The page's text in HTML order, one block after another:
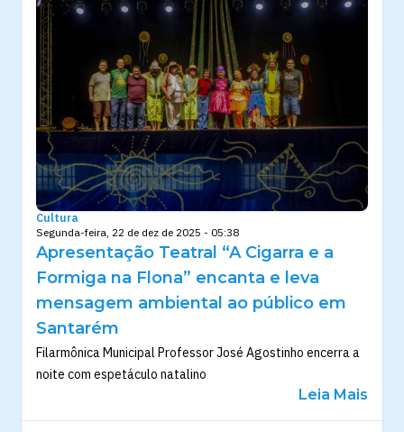
Cultura
Segunda-feira, 22 de dez de 2025 - 05:38
Apresentação Teatral “A Cigarra e a
Formiga na Flona” encanta e leva
mensagem ambiental ao público em
Santarém
Filarmônica Municipal Professor José Agostinho encerra a
noite com espetáculo natalino
Leia Mais